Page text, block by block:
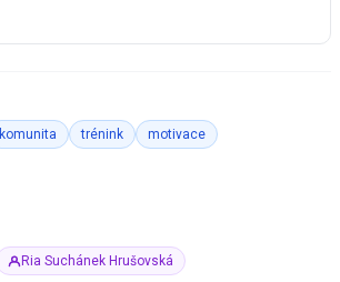
komunita trénink motivace
Ria Suchánek Hrušovská